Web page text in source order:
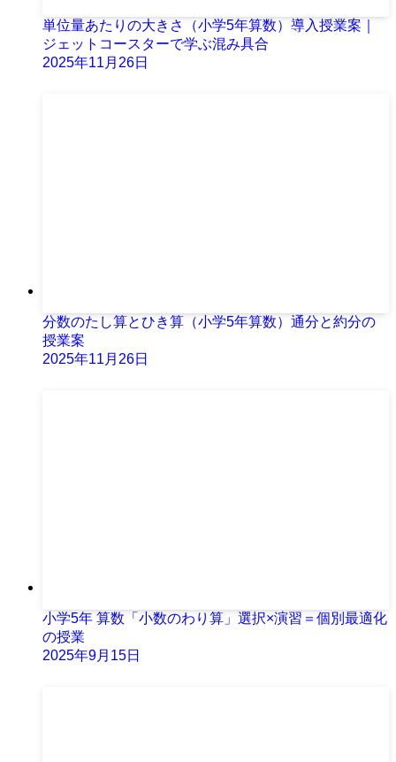
単位量あたりの大きさ（小学5年算数）導入授業案｜
ジェットコースターで学ぶ混み具合
2025年11月26日
分数のたし算とひき算（小学5年算数）通分と約分の
授業案
2025年11月26日
小学5年 算数「小数のわり算」選択×演習＝個別最適化
の授業
2025年9月15日